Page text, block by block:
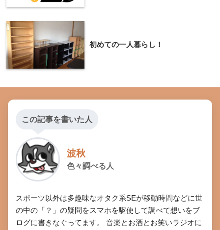
初めての一人暮らし！
この記事を書いた人
波秋
色々調べる人
スポーツ以外は多趣味なオタク系SEが移動時間などに世
の中の「？」の疑問をスマホを駆使して調べて想いをブ
ログに書きなぐってます。 音楽とお酒とお笑いラジオに